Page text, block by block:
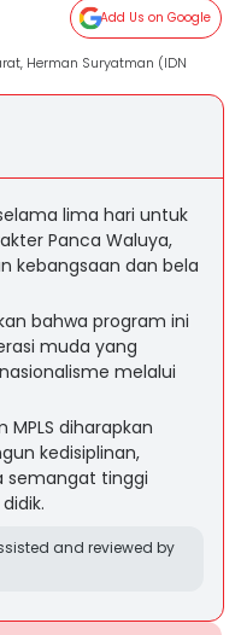
Add Us on Google
Herman Suryatman (IDN
lima hari untuk
Panca Waluya,
kebangsaan dan bela
bahwa program ini
muda yang
melalui
MPLS diharapkan
kedisiplinan,
semangat tinggi
and reviewed by